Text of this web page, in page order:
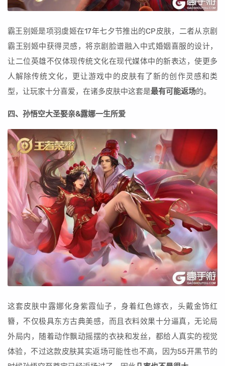
霸王别姬是项羽虞姬在17年七夕节推出的CP皮肤，二者从京剧
霸王别姬中获得灵感，将京剧脸谱融入中式婚姻喜服的设计，
让二位英雄不仅体现传统文化在现代媒体中的新表达，使更多
人解除传统文化，更让游戏中的皮肤有了新的创作灵感和类
型，让玩家十分喜爱，在诸多皮肤中这套是最有可能返场的。
四、孙悟空大圣娶亲&露娜一生所爱
这套皮肤中露娜化身紫霞仙子，身着红色嫁衣，头戴金饰红
簪，不仅极具东方古典美感，而且衣料效果十分逼真，无论局
外局内，随着动作飘动摇摆的衣袂和发丝，都给人真实的视觉
体验，不过这款皮肤其实返场可能性也不高，因为55开黑节的